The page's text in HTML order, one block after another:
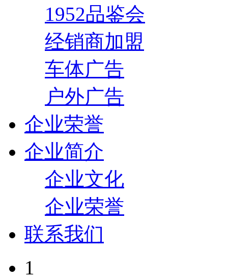
1952品鉴会
经销商加盟
车体广告
户外广告
企业荣誉
企业简介
企业文化
企业荣誉
联系我们
1